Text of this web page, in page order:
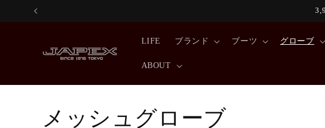
ンツに
LIFE ブランド ブーツ グローブ
ABOUT
コ
メッシュグローブ